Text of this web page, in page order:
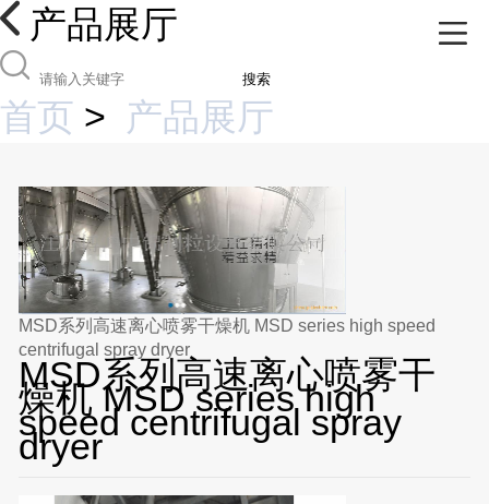
产品展厅
搜索
首页 > 产品展厅
MSD系列高速离心喷雾干燥机 MSD series high speed
centrifugal spray dryer
MSD系列高速离心喷雾干
燥机 MSD series high
speed centrifugal spray
dryer